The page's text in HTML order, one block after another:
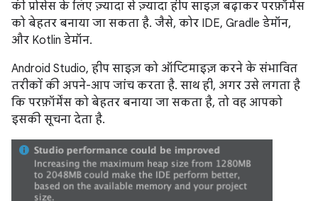
की प्रोसेस के लिए ज़्यादा से ज़्यादा हीप साइज़ बढ़ाकर परफ़ॉर्मेंस
को बेहतर बनाया जा सकता है. जैसे, कोर IDE, Gradle डेमॉन,
और Kotlin डेमॉन.
Android Studio, हीप साइज़ को ऑप्टिमाइज़ करने के संभावित
तरीकों की अपने-आप जांच करता है. साथ ही, अगर उसे लगता है
कि परफ़ॉर्मेंस को बेहतर बनाया जा सकता है, तो वह आपको
इसकी सूचना देता है.